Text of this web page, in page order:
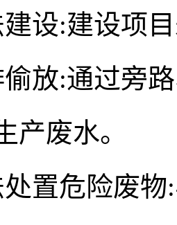
设:建设项
放:通过旁
产废水。
置危险废